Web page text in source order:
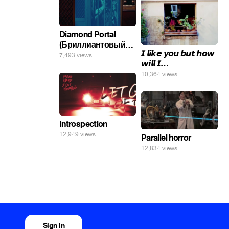
𝙄 𝙡𝙞𝙠𝙚 𝙮𝙤𝙪 𝙗𝙪𝙩 𝙝𝙤𝙬
𝙬𝙞𝙡𝙡 𝙄…
10,364 views
Diamond Portal
(Бриллиантовый
портал). Хэлпмить
7,493 views
Introspection
12,949 views Parallel horror
12,834 views
Sign in